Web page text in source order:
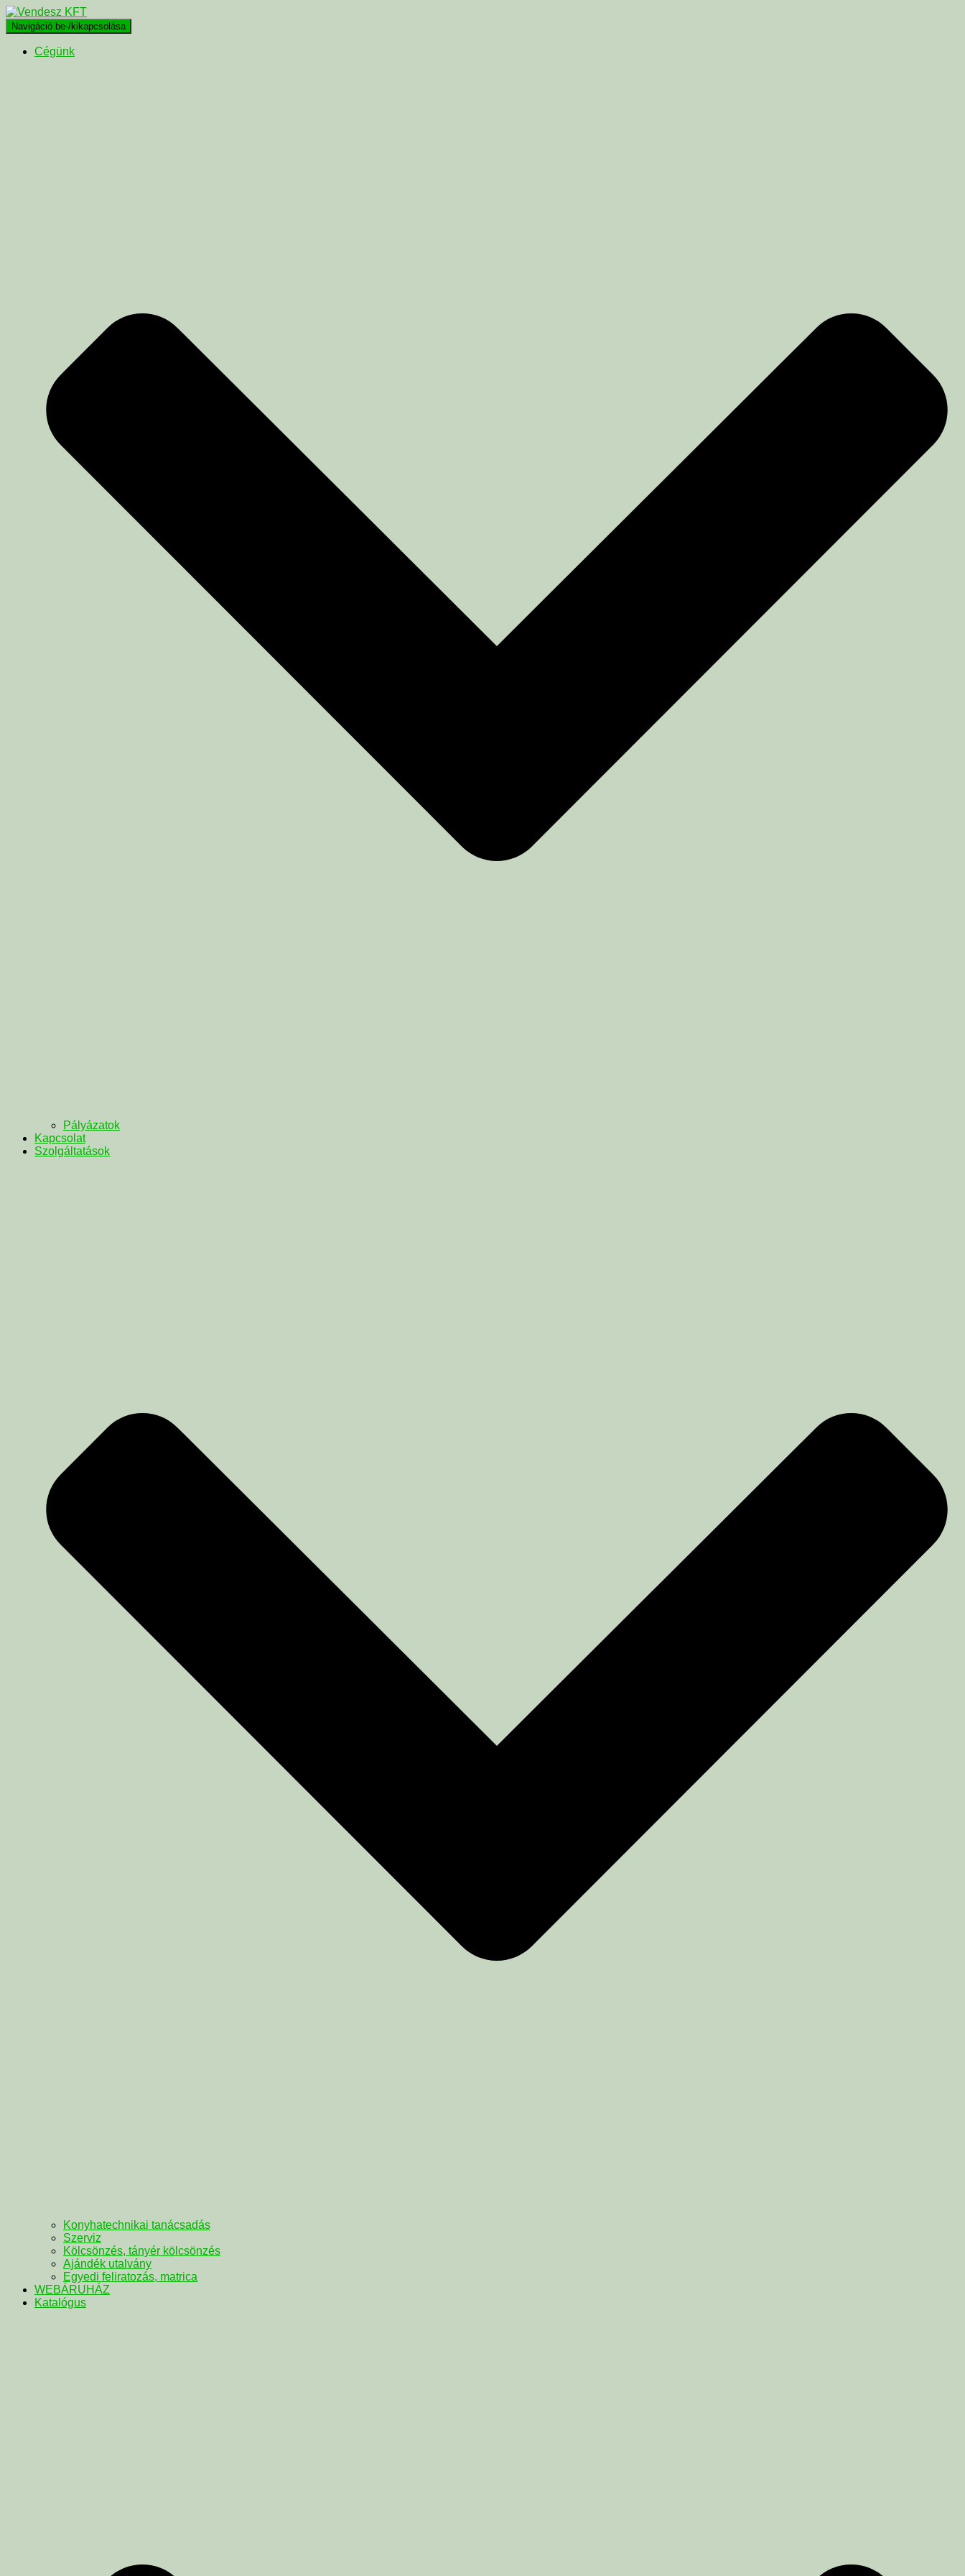
Navigáció be-/kikapcsolása
Cégünk
Pályázatok
Kapcsolat
Szolgáltatások
Konyhatechnikai tanácsadás
Szerviz
Kölcsönzés, tányér kölcsönzés
Ajándék utalvány
Egyedi feliratozás, matrica
WEBÁRUHÁZ
Katalógus